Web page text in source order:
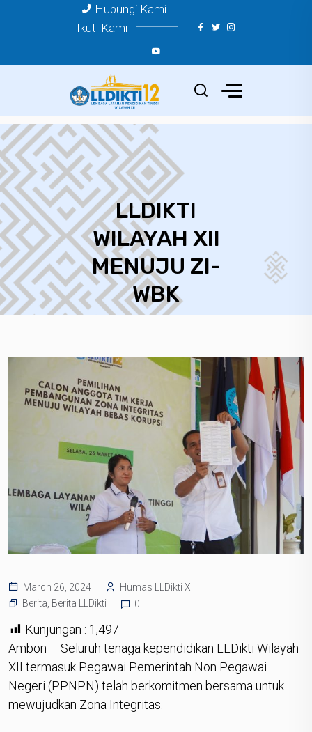
Hubungi Kami
Ikuti Kami
LLDIKTI
WILAYAH XII
MENUJU ZI-
WBK
March 26, 2024
Humas LLDikti XII
Berita Berita LLDikti 0
Kunjungan : 1,497
Ambon – Seluruh tenaga kependidikan LLDikti Wilayah
XII termasuk Pegawai Pemerintah Non Pegawai
Negeri (PPNPN) telah berkomitmen bersama untuk
mewujudkan Zona Integritas.